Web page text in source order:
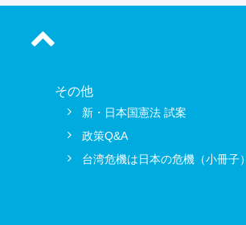
その他
新・日本国憲法 試案
政策Q&A
台湾危機は日本の危機（小冊子）